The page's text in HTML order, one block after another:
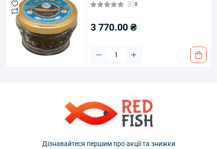
0
3 770.00 ₴
Дізнавайтеся першим про акції та знижки